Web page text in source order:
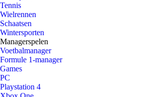
Tennis
Wielrennen
Schaatsen
Wintersporten
Managerspelen
Voetbalmanager
Formule 1-manager
Games
PC
Playstation 4